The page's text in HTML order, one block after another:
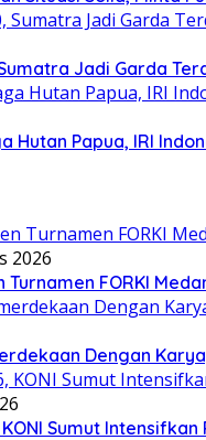
Jadi Garda
Hutan Papua, IRI
2026
Turnamen FORKI
Dengan
Sumut